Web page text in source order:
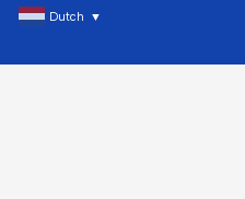
Dutch ▼